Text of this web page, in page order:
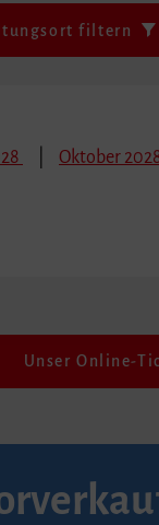
filtern
Oktober
Unser Online-